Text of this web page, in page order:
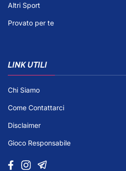
Altri Sport
Provato per te
LINK UTILI
Chi Siamo
Come Contattarci
Disclaimer
Gioco Responsabile